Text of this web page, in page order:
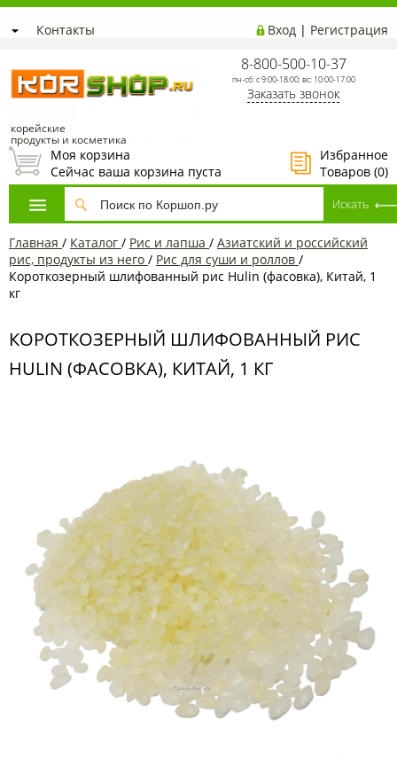
Контакты Вход | Регистрация
корейские
продукты и косметика
8-800-500-10-37
пн-сб: с 9:00-18:00; вс: 10:00-17:00
Заказать звонок
Избранное
Товаров (0)
Моя корзина
Сейчас ваша корзина пуста
Главная / Каталог / Рис и лапша / Азиатский и российский
рис, продукты из него / Рис для суши и роллов /
Короткозерный шлифованный рис Hulin (фасовка), Китай, 1
кг
КОРОТКОЗЕРНЫЙ ШЛИФОВАННЫЙ РИС
HULIN (ФАСОВКА), КИТАЙ, 1 КГ